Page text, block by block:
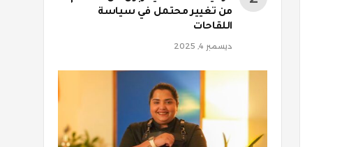
من تغيير محتمل في سياسة
اللقاحات
ديسمبر 4, 2025